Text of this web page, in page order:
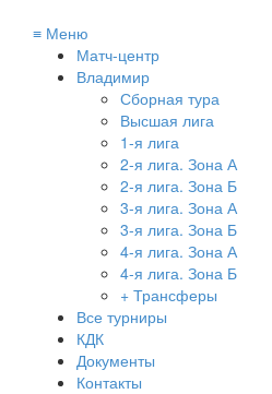
≡ Меню
Матч-центр
Владимир
Сборная тура
Высшая лига
1-я лига
2-я лига. Зона А
2-я лига. Зона Б
3-я лига. Зона А
3-я лига. Зона Б
4-я лига. Зона А
4-я лига. Зона Б
+ Трансферы
Все турниры
КДК
Документы
Контакты